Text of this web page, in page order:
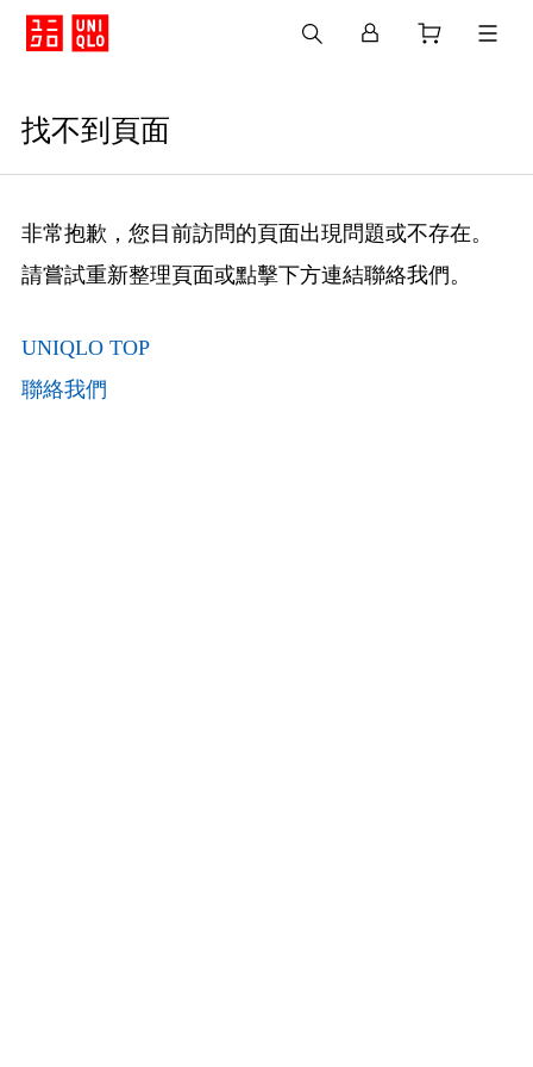
找不到頁面
非常抱歉，您目前訪問的頁面出現問題或不存在。
請嘗試重新整理頁面或點擊下方連結聯絡我們。
UNIQLO TOP
聯絡我們